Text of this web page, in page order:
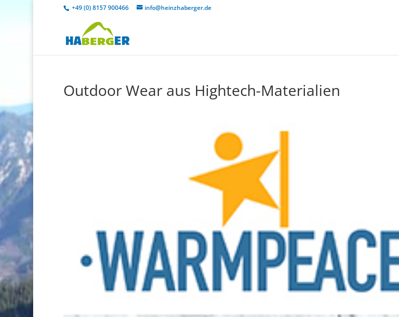
+49 (0) 8157 900466 info@heinzhaberger.de
Outdoor Wear aus Hightech-Materialien